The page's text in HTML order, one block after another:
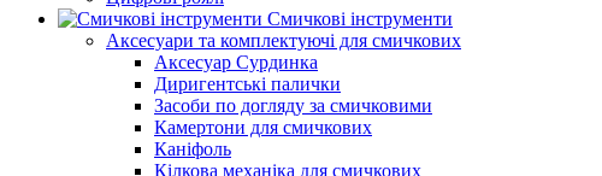
Смичкові інструменти
Аксесуари та комплектуючі для смичкових
Аксесуар Сурдинка
Диригентські палички
Засоби по догляду за смичковими
Камертони для смичкових
Каніфоль
Кілкова механіка для смичкових